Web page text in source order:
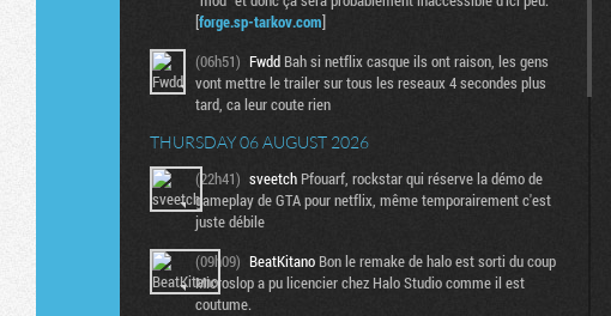
[forge.sp-tarkov.com]
(06h51) Fwdd Bah si netflix casque ils ont raison, les gens
vont mettre le trailer sur tous les reseaux 4 secondes plus
tard, ca leur coute rien
THURSDAY 06 AUGUST 2026
(22h41) sveetch Pfouarf, rockstar qui réserve la démo de
gameplay de GTA pour netflix, même temporairement c'est
juste débile
(09h09) BeatKitano Bon le remake de halo est sorti du coup
Microslop a pu licencier chez Halo Studio comme il est
coutume.